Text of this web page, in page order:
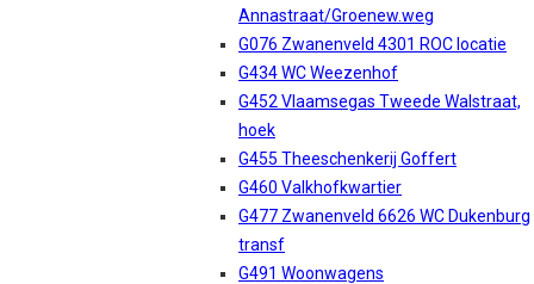
Annastraat/Groenew.weg
G076 Zwanenveld 4301 ROC locatie
G434 WC Weezenhof
G452 Vlaamsegas Tweede Walstraat,
hoek
G455 Theeschenkerij Goffert
G460 Valkhofkwartier
G477 Zwanenveld 6626 WC Dukenburg
transf
G491 Woonwagens